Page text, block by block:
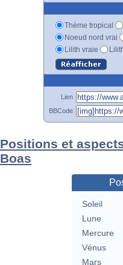
Thème tropical
Noeud nord vrai
Lilith vraie
Lien
BBCode
Positions et
Boas
Soleil
Lune
Mercure
Vénus
Mars